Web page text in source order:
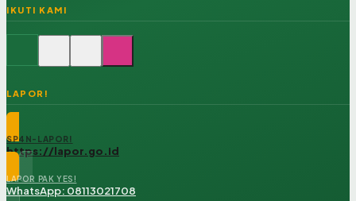
IKUTI KAMI
LAPOR!
SP4N-LAPOR!
https://lapor.go.id
LAPOR PAK YES!
WhatsApp: 08113021708